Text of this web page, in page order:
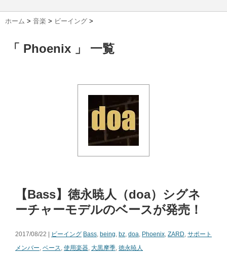
ホーム > 音楽 > ビーイング >
「 Phoenix 」 一覧
【Bass】徳永暁人（doa）シグネ
ーチャーモデルのベースが発売！
2017/08/22 | ビーイング Bass, being, bz, doa, Phoenix, ZARD, サポート
メンバー, ベース, 使用楽器, 大黒摩季, 徳永暁人